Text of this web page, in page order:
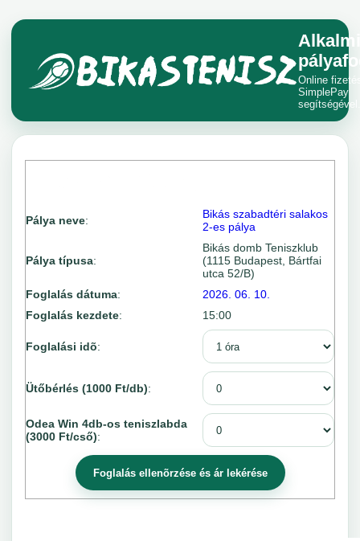
Alkalmi
Online
SimplePay
segítségével.
Pálya neve:
Bikás szabadtéri salakos
2-es pálya
Pálya típusa:
Bikás domb Teniszklub
(1115 Budapest, Bártfai
utca 52/B)
Foglalás dátuma:
2026. 06. 10.
Foglalás kezdete: 15:00
Foglalási idõ:
Ütőbérlés (1000 Ft/db):
Odea Win 4db-os teniszlabda
(3000 Ft/cső):